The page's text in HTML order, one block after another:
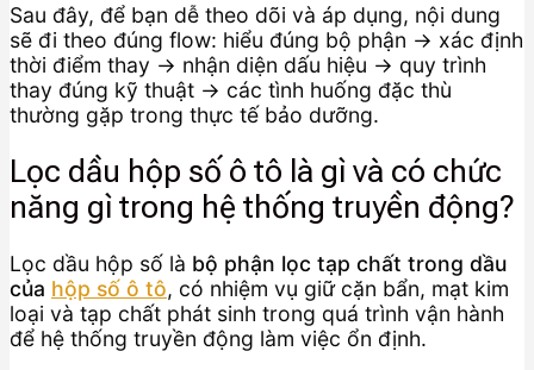
Sau đây, để bạn dễ theo dõi và áp dụng, nội dung
sẽ đi theo đúng flow: hiểu đúng bộ phận → xác định
thời điểm thay → nhận diện dấu hiệu → quy trình
thay đúng kỹ thuật → các tình huống đặc thù
thường gặp trong thực tế bảo dưỡng.
Lọc dầu hộp số ô tô là gì và có chức
năng gì trong hệ thống truyền động?
Lọc dầu hộp số là bộ phận lọc tạp chất trong dầu
của hộp số ô tô, có nhiệm vụ giữ cặn bẩn, mạt kim
loại và tạp chất phát sinh trong quá trình vận hành
để hệ thống truyền động làm việc ổn định.